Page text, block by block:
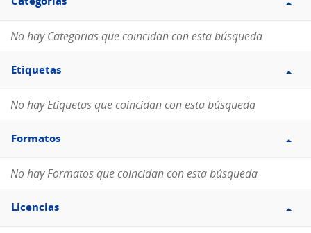
Categorias
No hay Categorias que coincidan con esta búsqueda
Filtro
Etiquetas
Etiquetas
No hay Etiquetas que coincidan con esta búsqueda
Filtro
Formatos
Formatos
No hay Formatos que coincidan con esta búsqueda
Filtro
Licencias
Licencias